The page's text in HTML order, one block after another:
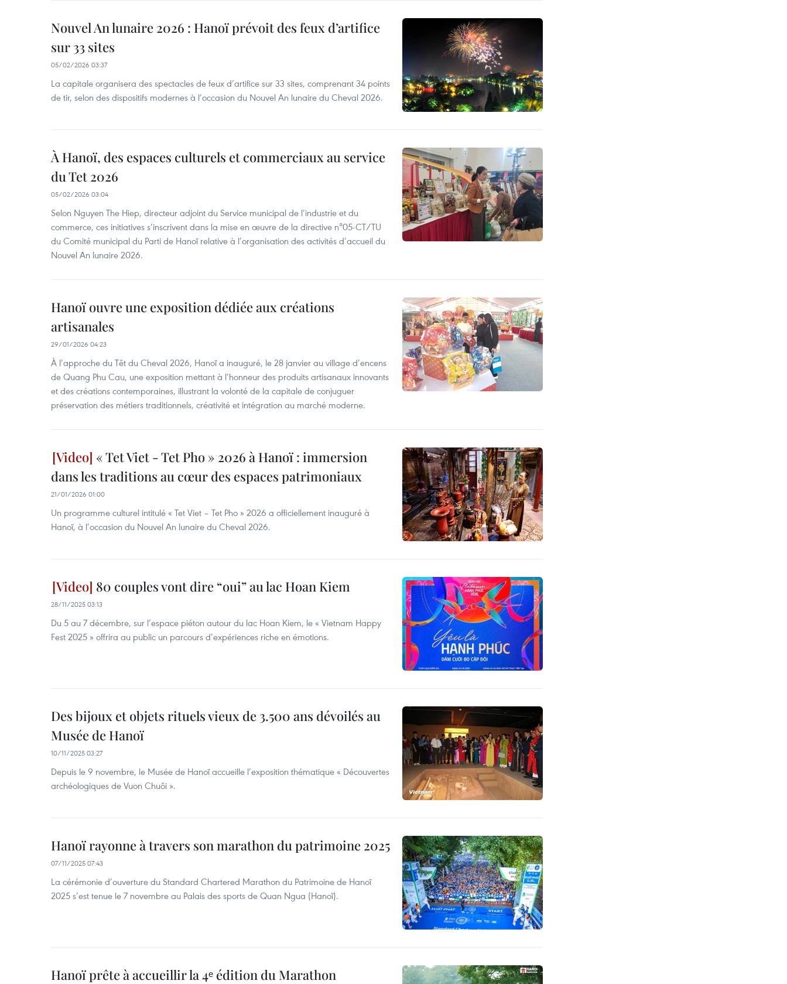
Nouvel An lunaire 2026 : Hanoï prévoit des feux d’artifice
sur 33 sites
05/02/2026 03:37
La capitale organisera des spectacles de feux d’artifice sur 33 sites, comprenant 34 points
de tir, selon des dispositifs modernes à l’occasion du Nouvel An lunaire du Cheval 2026.
À Hanoï, des espaces culturels et commerciaux au service
du Tet 2026
05/02/2026 03:04
Selon Nguyen The Hiep, directeur adjoint du Service municipal de l’industrie et du
commerce, ces initiatives s’inscrivent dans la mise en œuvre de la directive n°05-CT/TU
du Comité municipal du Parti de Hanoï relative à l’organisation des activités d’accueil du
Nouvel An lunaire 2026.
Hanoï ouvre une exposition dédiée aux créations
artisanales
29/01/2026 04:23
À l’approche du Têt du Cheval 2026, Hanoï a inauguré, le 28 janvier au village d’encens
de Quang Phu Cau, une exposition mettant à l’honneur des produits artisanaux innovants
et des créations contemporaines, illustrant la volonté de la capitale de conjuguer
préservation des métiers traditionnels, créativité et intégration au marché moderne.
« Tet Viet - Tet Pho » 2026 à Hanoï : immersion
dans les traditions au cœur des espaces patrimoniaux
21/01/2026 01:00
Un programme culturel intitulé « Tet Viet – Tet Pho » 2026 a officiellement inauguré à
Hanoï, à l’occasion du Nouvel An lunaire du Cheval 2026.
80 couples vont dire “oui” au lac Hoan Kiem
28/11/2025 03:13
Du 5 au 7 décembre, sur l’espace piéton autour du lac Hoan Kiem, le « Vietnam Happy
Fest 2025 » offrira au public un parcours d’expériences riche en émotions.
Des bijoux et objets rituels vieux de 3.500 ans dévoilés au
Musée de Hanoï
10/11/2025 03:27
Depuis le 9 novembre, le Musée de Hanoï accueille l’exposition thématique « Découvertes
archéologiques de Vuon Chuôi ».
Hanoï rayonne à travers son marathon du patrimoine 2025
07/11/2025 07:43
La cérémonie d’ouverture du Standard Chartered Marathon du Patrimoine de Hanoï
2025 s’est tenue le 7 novembre au Palais des sports de Quan Ngua (Hanoï).
Hanoï prête à accueillir la 4ᵉ édition du Marathon